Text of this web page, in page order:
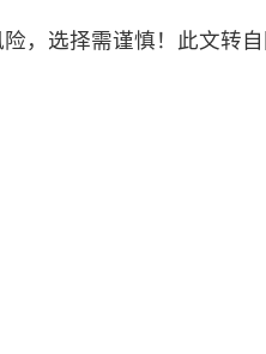
，选择需谨慎！此文转